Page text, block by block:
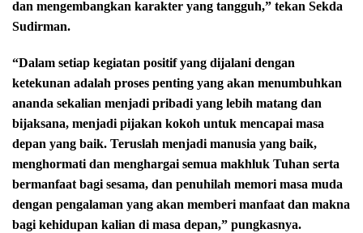
dan mengembangkan karakter yang tangguh,” tekan Sekda
Sudirman.
“Dalam setiap kegiatan positif yang dijalani dengan
ketekunan adalah proses penting yang akan menumbuhkan
ananda sekalian menjadi pribadi yang lebih matang dan
bijaksana, menjadi pijakan kokoh untuk mencapai masa
depan yang baik. Teruslah menjadi manusia yang baik,
menghormati dan menghargai semua makhluk Tuhan serta
bermanfaat bagi sesama, dan penuhilah memori masa muda
dengan pengalaman yang akan memberi manfaat dan makna
bagi kehidupan kalian di masa depan,” pungkasnya.